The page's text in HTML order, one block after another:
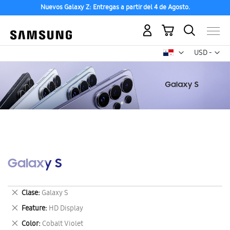
Nuevos Galaxy Z: Entregas a partir del 4 de Agosto.
USD -
dólar
Mi carrito
Galaxy S
Clase Galaxy S
Eliminar
este
artículo
Feature HD Display
Eliminar
este
Color Cobalt Violet
Eliminar